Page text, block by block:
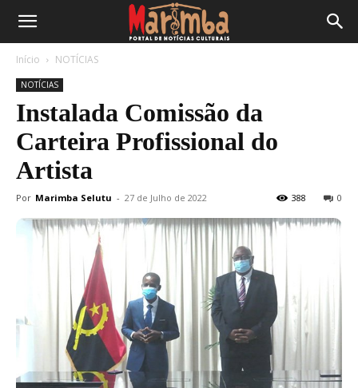
Início NOTÍCIAS
NOTÍCIAS
Instalada Comissão da
Carteira Profissional do
Artista
Por Marimba Selutu - 27 de Julho de 2022 0
388